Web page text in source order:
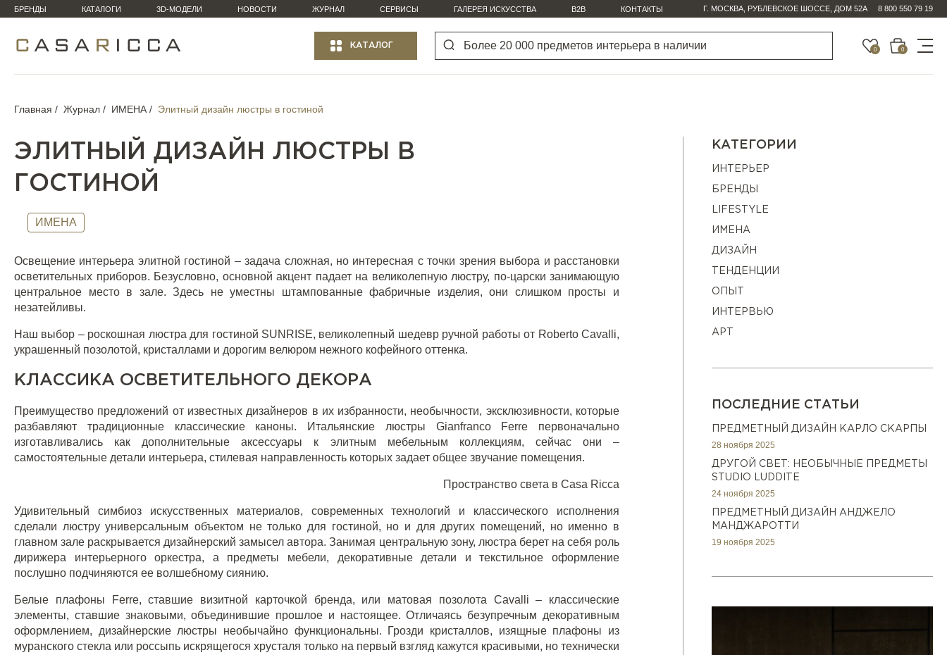
БРЕНДЫ КАТАЛОГИ 3D-МОДЕЛИ НОВОСТИ ЖУРНАЛ СЕРВИСЫ ГАЛЕРЕЯ ИСКУССТВА B2B КОНТАКТЫ Г. МОСКВА, РУБЛЕВСКОЕ ШОССЕ, ДОМ 52А 8 800 550 79 19
КАТАЛОГ 0 0
Главная Журнал ИМЕНА Элитный дизайн люстры в гостиной
ЭЛИТНЫЙ ДИЗАЙН ЛЮСТРЫ В
ГОСТИНОЙ
ИМЕНА
Освещение интерьера элитной гостиной – задача сложная, но интересная с точки зрения выбора и расстановки
осветительных приборов. Безусловно, основной акцент падает на великолепную люстру, по-царски занимающую
центральное место в зале. Здесь не уместны штампованные фабричные изделия, они слишком просты и
незатейливы.
Наш выбор – роскошная люстра для гостиной SUNRISE, великолепный шедевр ручной работы от Roberto Cavalli,
украшенный позолотой, кристаллами и дорогим велюром нежного кофейного оттенка.
КЛАССИКА ОСВЕТИТЕЛЬНОГО ДЕКОРА
Преимущество предложений от известных дизайнеров в их избранности, необычности, эксклюзивности, которые
разбавляют традиционные классические каноны. Итальянские люстры Gianfranco Ferre первоначально
изготавливались как дополнительные аксессуары к элитным мебельным коллекциям, сейчас они –
самостоятельные детали интерьера, стилевая направленность которых задает общее звучание помещения.
Пространство света в Casa Ricca
Удивительный симбиоз искусственных материалов, современных технологий и классического исполнения
сделали люстру универсальным объектом не только для гостиной, но и для других помещений, но именно в
главном зале раскрывается дизайнерский замысел автора. Занимая центральную зону, люстра берет на себя роль
дирижера интерьерного оркестра, а предметы мебели, декоративные детали и текстильное оформление
послушно подчиняются ее волшебному сиянию.
Белые плафоны Ferre, ставшие визитной карточкой бренда, или матовая позолота Cavalli – классические
элементы, ставшие знаковыми, объединившие прошлое и настоящее. Отличаясь безупречным декоративным
оформлением, дизайнерские люстры необычайно функциональны. Грозди кристаллов, изящные плафоны из
муранского стекла или россыпь искрящегося хрусталя только на первый взгляд кажутся красивыми, но технически
КАТЕГОРИИ
ИНТЕРЬЕР
БРЕНДЫ
LIFESTYLE
ИМЕНА
ДИЗАЙН
ТЕНДЕНЦИИ
ОПЫТ
ИНТЕРВЬЮ
АРТ
ПОСЛЕДНИЕ СТАТЬИ
ПРЕДМЕТНЫЙ ДИЗАЙН КАРЛО СКАРПЫ
28 ноября 2025
ДРУГОЙ СВЕТ: НЕОБЫЧНЫЕ ПРЕДМЕТЫ
STUDIO LUDDITE
24 ноября 2025
ПРЕДМЕТНЫЙ ДИЗАЙН АНДЖЕЛО
МАНДЖАРОТТИ
19 ноября 2025